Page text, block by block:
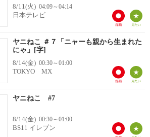
8/11(火) 04:09～04:14
日本テレビ
ヤニねこ ＃７「ニャーも親から生まれた
にゃ」[字]
8/14(金) 00:30～01:00
TOKYO MX
ヤニねこ #7
8/14(金) 00:30～01:00
BS11 イレブン